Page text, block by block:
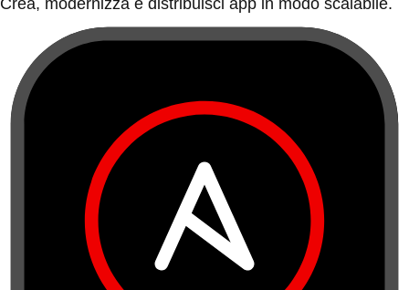
Crea, modernizza e distribuisci app in modo scalabile.